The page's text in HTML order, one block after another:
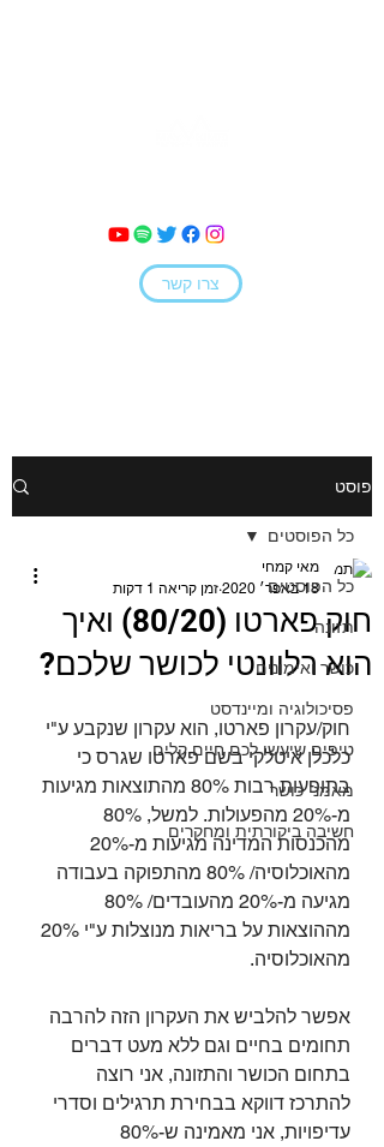
צרו קשר
פוסט
כל הפוסטים
תזונה
כושר ואימונים
פסיכולוגיה ומיינדסט
טיפים שיעשו לכם חיים קלים
מאמני כושר
חשיבה ביקורתית ומחקרים
כל הפוסטים
חוק פארטו (80/20) ואיך
הוא רלוונטי לכושר שלכם?
מאי קמחי
18 באפר׳ 2020
זמן קריאה 1 דקות
⠀
חוק/עקרון פארטו, הוא עקרון שנקבע ע"י
כלכלן איטלקי בשם פארטו שגרס כי
בתופעות רבות 80% מהתוצאות מגיעות
מהאוכלוסיה/ 80% מהתפוקה בעבודה
מהאוכלוסיה.
אפשר להלביש את העקרון הזה להרבה
תחומים בחיים וגם ללא מעט דברים
בתחום הכושר והתזונה, אני רוצה
להתרכז דווקא בבחירת תרגילים וסדרי